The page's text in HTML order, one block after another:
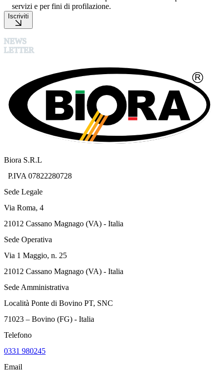
servizi e per fini di profilazione.
Iscriviti
NEWS
LETTER
Biora S.R.L
P.IVA 07822280728
Sede Legale
Via Roma, 4
21012 Cassano Magnago (VA) - Italia
Sede Operativa
Via 1 Maggio, n. 25
21012 Cassano Magnago (VA) - Italia
Sede Amministrativa
Località Ponte di Bovino PT, SNC
71023 – Bovino (FG) - Italia
Telefono
0331 980245
Email